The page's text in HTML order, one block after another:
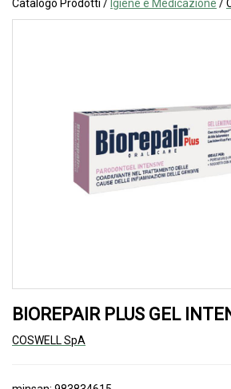
Catalogo Prodotti / Igiene e Medicazione /
BIOREPAIR PLUS GEL
COSWELL SpA